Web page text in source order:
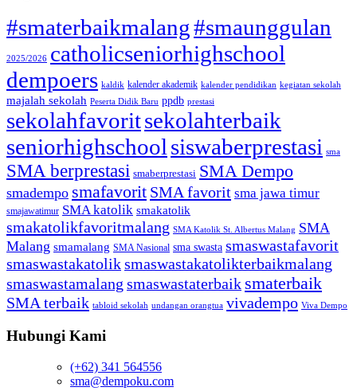
#smaterbaikmalang#smaunggulan
2025/2026 catholicseniorhighschool
dempoers kaldik kalender akademik kalender pendidikan kegiatan sekolah
majalah sekolah Peserta Didik Baru ppdb prestasi
sekolahfavoritsekolahterbaik
seniorhighschool siswaberprestasi sma
SMA berprestasi smaberprestasi SMA Dempo
smadempo smafavorit SMA favorit sma jawa timur
smajawatimur SMA katolik smakatolik
smakatolikfavoritmalang SMA Katolik St. Albertus Malang SMA
Malang smamalang SMA Nasional sma swasta smaswastafavorit
smaswastakatoliksmaswastakatolikterbaikmalang
smaswastamalang smaswastaterbaik smaterbaik
SMA terbaik tabloid sekolah undangan orangtua vivadempo Viva Dempo
Hubungi Kami
(+62) 341 564556
sma@dempoku.com